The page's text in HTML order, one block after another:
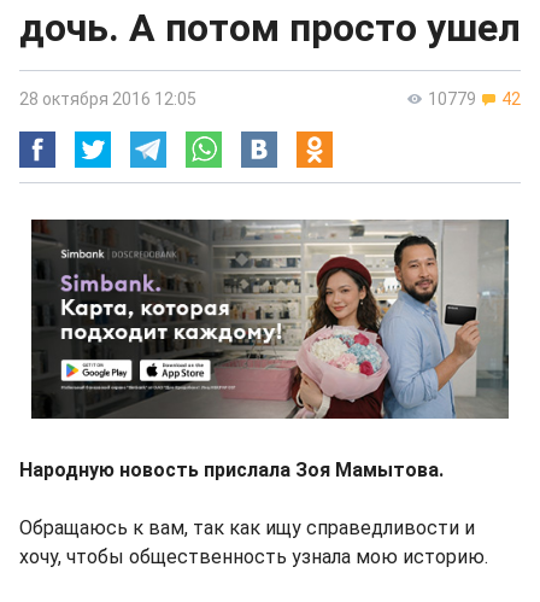
дочь. А потом просто ушел
10779 42
28 октября 2016 12:05
Народную новость прислала Зоя Мамытова.
Обращаюсь к вам, так как ищу справедливости и
хочу, чтобы общественность узнала мою историю.